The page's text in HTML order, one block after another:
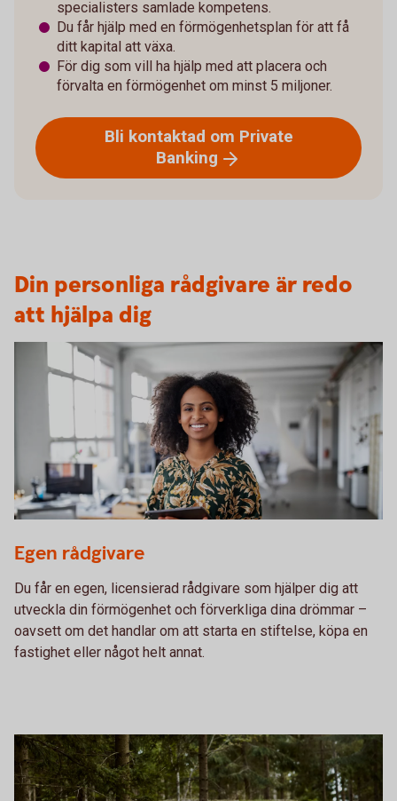
specialisters samlade kompetens.
Du får hjälp med en förmögenhetsplan för att få
ditt kapital att växa.
För dig som vill ha hjälp med att placera och
förvalta en förmögenhet om minst 5 miljoner.
Bli kontaktad om Private
Banking
Din personliga rådgivare är redo
att hjälpa dig
Egen rådgivare
Du får en egen, licensierad rådgivare som hjälper dig att
utveckla din förmögenhet och förverkliga dina drömmar –
oavsett om det handlar om att starta en stiftelse, köpa en
fastighet eller något helt annat.